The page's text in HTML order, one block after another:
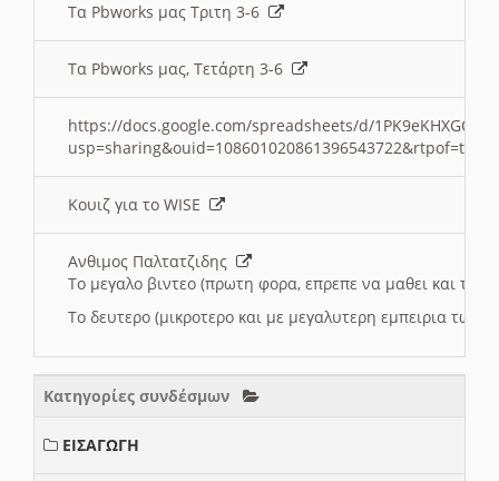
Τα Pbworks μας Τριτη 3-6
Τα Pbworks μας, Τετάρτη 3-6
https://docs.google.com/spreadsheets/d/
Κουιζ για το WISE
Ανθιμος Παλτατζιδης
Το μεγαλο βιντεο (πρωτη φορα, επρεπε να μαθει και το
Το δευτερο (μικροτερο και με μεγαλυτερη εμπειρια
Κατηγορίες συνδέσμων
ΕΙΣΑΓΩΓΗ